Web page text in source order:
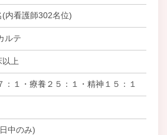
(内看護師302名位)
ルテ
上
：１・療養２５：１・精神１５：１
中のみ)